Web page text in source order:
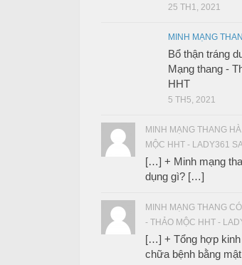
25 TH1, 2021
MINH MẠNG
Bổ thận tráng
Mạng thang -
HHT
5 TH5, 2021
MINH MẠNG THANG
MỘC HHT - LADY361
[…] + Minh mạng
dụng gì? […]
MINH MẠNG THANG
- THẢO MỘC HHT -
[…] + Tổng hợp kinh
chữa bệnh bằng